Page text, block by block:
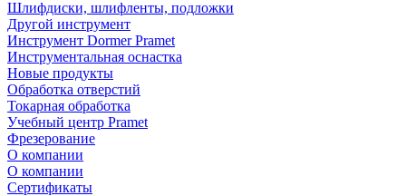
Шлифдиски, шлифленты, подложки
Другой инструмент
Инструмент Dormer Pramet
Инструментальная оснастка
Новые продукты
Обработка отверстий
Токарная обработка
Учебный центр Pramet
Фрезерование
О компании
О компании
Сертификаты